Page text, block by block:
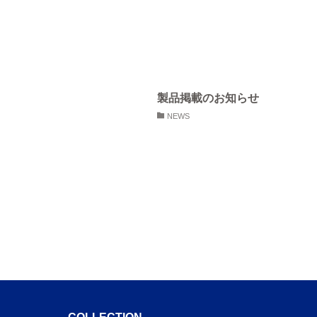
製品掲載のお知らせ
NEWS